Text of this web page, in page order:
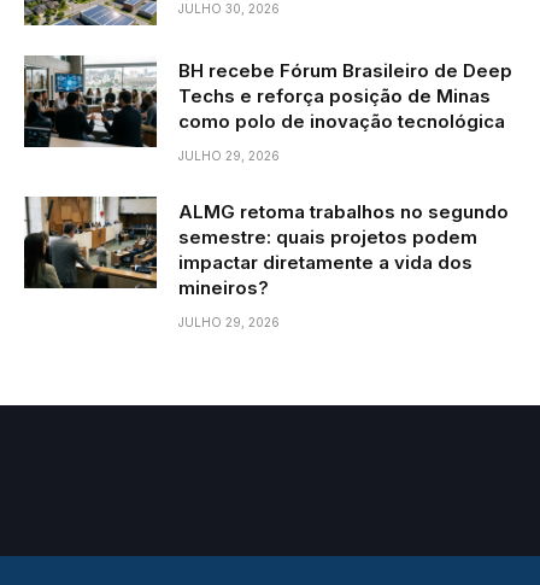
JULHO 30, 2026
BH recebe Fórum Brasileiro de Deep
Techs e reforça posição de Minas
como polo de inovação tecnológica
JULHO 29, 2026
ALMG retoma trabalhos no segundo
semestre: quais projetos podem
impactar diretamente a vida dos
mineiros?
JULHO 29, 2026